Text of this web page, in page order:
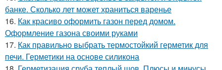
банке. Сколько лет может храниться варенье
16. Как красиво оформить газон перед домом.
Оформление газона своими руками
17. Как правильно выбрать термостойкий герметик для
печи. Герметики на основе силикона